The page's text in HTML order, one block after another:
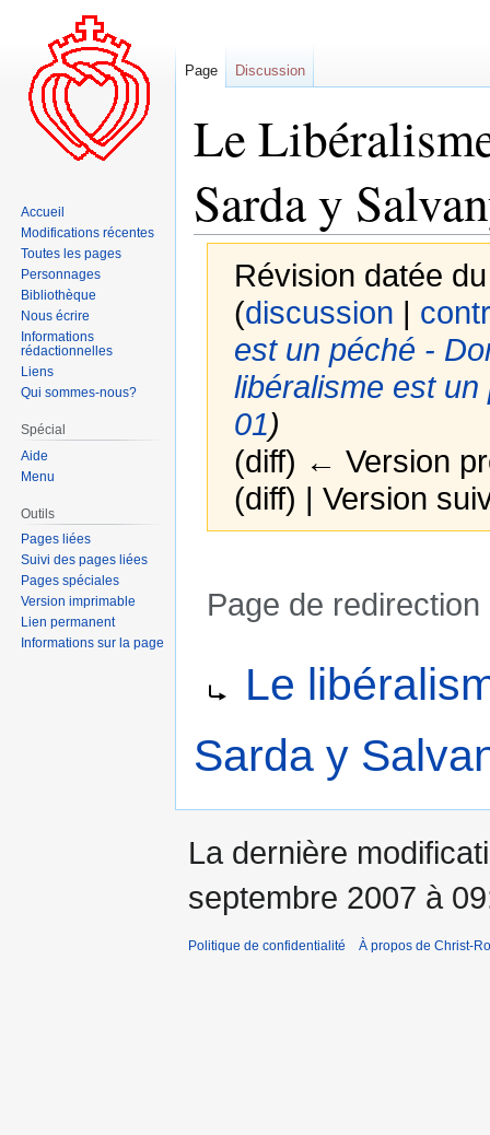
Le
Sarda y
Révision datée
(discussion |
est un péché -
libéralisme est
01)
(diff) ← Version
(diff) | Version
Page de redirection
Le
Sarda y
Page Discussion
Accueil
Modifications récentes
Toutes les pages
Personnages
Bibliothèque
Nous écrire
Informations
rédactionnelles
Liens
Qui sommes-nous?
Spécial
Aide
Menu
Outils
Pages liées
Suivi des pages liées
Pages spéciales
Version imprimable
Lien permanent
Informations sur la page
La dernière
septembre 2007 à
Politique de confidentialité À propos de Christ-